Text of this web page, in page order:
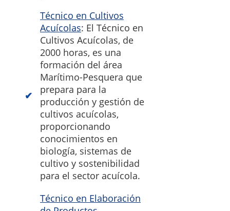
Técnico en Cultivos
Acuícolas: El Técnico en
Cultivos Acuícolas, de
2000 horas, es una
formación del área
Marítimo-Pesquera que
prepara para la
producción y gestión de
cultivos acuícolas,
proporcionando
conocimientos en
biología, sistemas de
cultivo y sostenibilidad
para el sector acuícola.
Técnico en Elaboración